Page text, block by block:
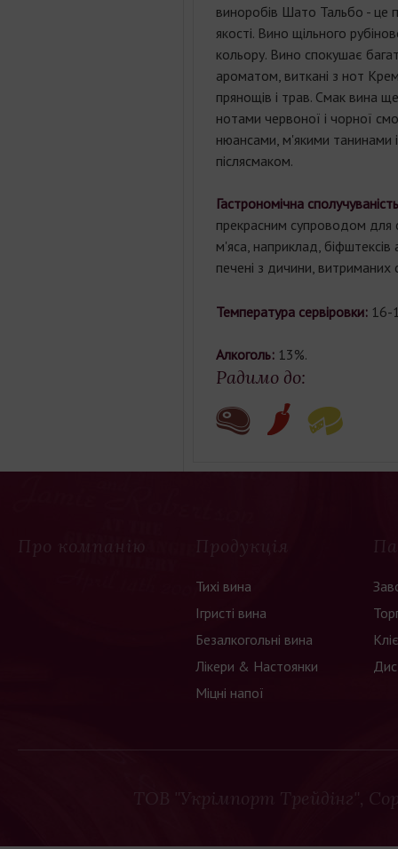
виноробів Шато Тальбо - це
якості. Вино щільного
кольору. Вино спокушає
ароматом, виткані з нот
прянощів і трав. Смак вина
нотами червоної і чорної
нюансами, м'якими танинами
післясмаком.
Гастрономічна
прекрасним супроводом для
м'яса, наприклад, біфштексів
печені з дичини, витриманих
Температура сервіровки:16-
Алкоголь:13%.
Радимо до:
Про компанію Продукція
Тихі вина
Ігристі вина
Безалкогольні вина
Лікери & Настоянки
Міцні напої
ТОВ "Укрімпорт Трейдінг",